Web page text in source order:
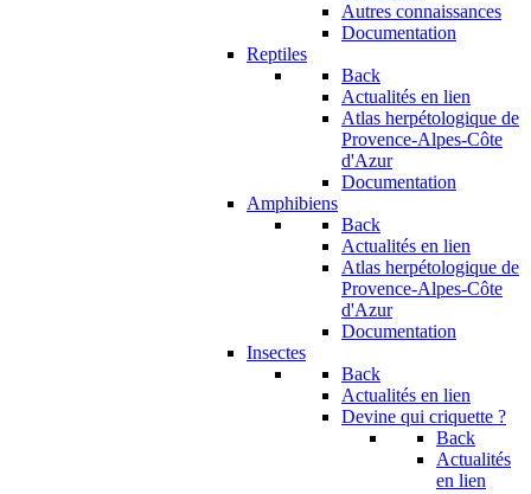
Autres connaissances
Documentation
Reptiles
Back
Actualités en lien
Atlas herpétologique de
Provence-Alpes-Côte
d'Azur
Documentation
Amphibiens
Back
Actualités en lien
Atlas herpétologique de
Provence-Alpes-Côte
d'Azur
Documentation
Insectes
Back
Actualités en lien
Devine qui criquette ?
Back
Actualités
en lien